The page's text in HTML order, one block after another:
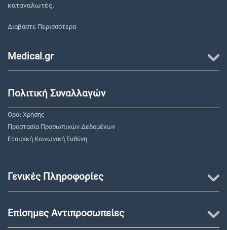
καταναλωτές.
Διαβάστε Περισσότερα
Medical.gr
Πολιτική Συναλλαγών
Όροι Χρήσης
Προστασία Προσωπικών Δεδομένων
Εταιρική Κοινωνική Ευθύνη
"
Γενικές Πληροφορίες
Επίσημες Αντιπροσωπείες